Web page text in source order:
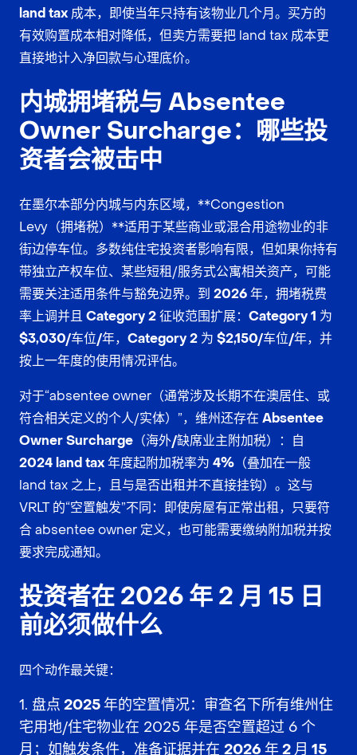
land tax 成本，即使当年只持有该物业几个月。买方的
有效购置成本相对降低，但卖方需要把 land tax 成本更
直接地计入净回款与心理底价。
内城拥堵税与 Absentee
Owner Surcharge：哪些投
资者会被击中
在墨尔本部分内城与内东区域，**Congestion
Levy（拥堵税）**适用于某些商业或混合用途物业的非
街边停车位。多数纯住宅投资者影响有限，但如果你持有
带独立产权车位、某些短租/服务式公寓相关资产，可能
需要关注适用条件与豁免边界。到 2026 年，拥堵税费
率上调并且 Category 2 征收范围扩展： Category 1 为
$3,030/车位/年， Category 2 为 $2,150/车位/年，并
按上一年度的使用情况评估。
对于“absentee owner（通常涉及长期不在澳居住、或
符合相关定义的个人/实体）”，维州还存在 Absentee
Owner Surcharge（海外/缺席业主附加税）
：自
2024 land tax 年度起附加税率为 4% （叠加在一般
land tax 之上，且与是否出租并不直接挂钩）。这与
VRLT 的“空置触发”不同：即使房屋有正常出租，只要符
合 absentee owner 定义，也可能需要缴纳附加税并按
要求完成通知。
投资者在 2026 年 2 月 15 日
前必须做什么
四个动作最关键：
盘点 2025 年的空置情况：审查名下所有维州住
宅用地/住宅物业在 2025 年是否空置超过 6 个
月；如触发条件，准备证据并在 2026 年 2 月 15